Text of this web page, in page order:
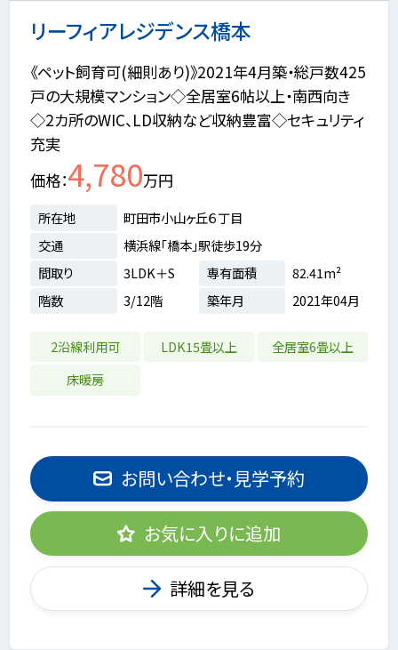
リーフィアレジデンス橋本
《ペット飼育可(細則あり)》2021年4月築・総戸数425
戸の大規模マンション◇全居室6帖以上・南西向き
◇2カ所のWIC、LD収納など収納豊富◇セキュリティ
充実
価格 4,780万円
所在地
町田市小山ヶ丘６丁目
交通
横浜線「橋本」駅徒歩19分
間取り
3LDK＋S 専有面積
82.41m²
階数
3/12階 築年月 2021年04月
2沿線利用可 LDK15畳以上
全居室6畳以上
床暖房
お問い合わせ・見学予約
お気に入りに追加
詳細を見る